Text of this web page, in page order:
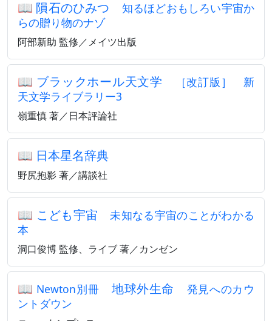
📖 隕石のひみつ 知るほどおもしろい宇宙か
らの贈り物のナゾ
阿部新助 監修／メイツ出版
📖 ブラックホール天文学
［改訂版］ 新
天文学ライブラリー3
嶺重慎 著／日本評論社
📖 日本星名辞典
野尻抱影 著／講談社
📖 こども宇宙未知なる宇宙のことがわかる
本
洞口俊博 監修、ライブ 著／カンゼン
📖 Newton別冊 地球外生命 発見へのカウ
ントダウン